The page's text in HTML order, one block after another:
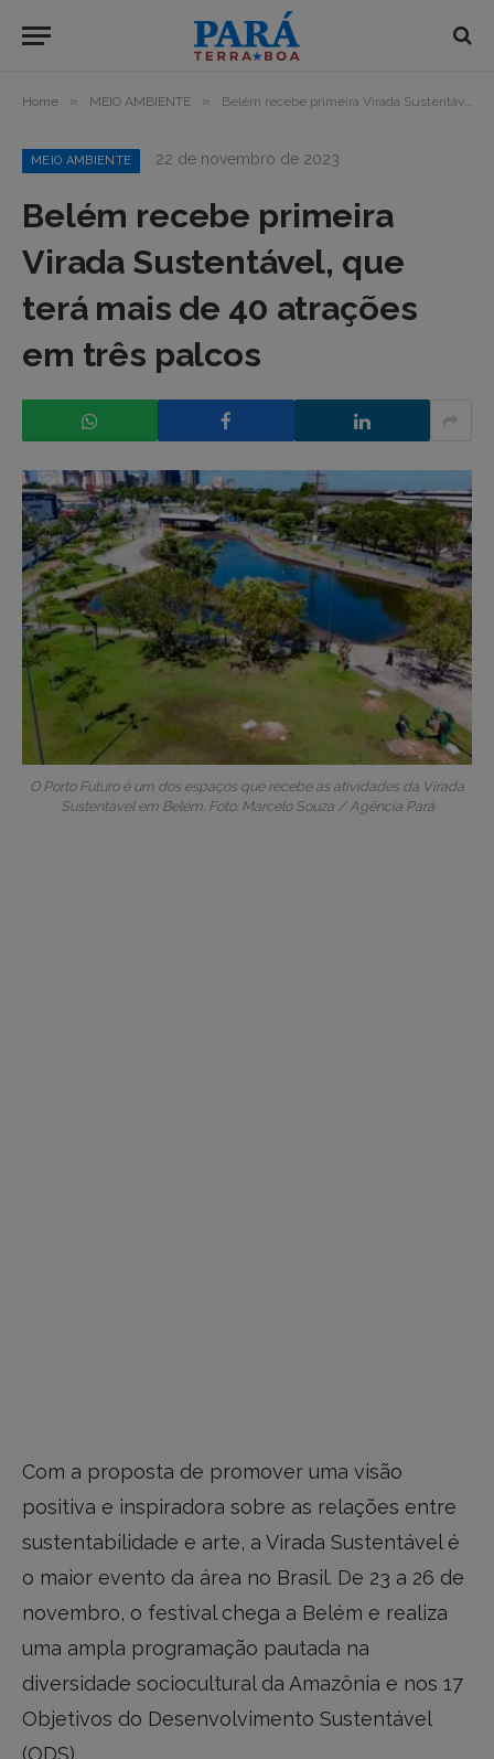
Home » MEIO AMBIENTE » Belém recebe primeira Virada Sustentável, que terá mais de 40 atrações em três palcos
MEIO AMBIENTE 22 de novembro de 2023
Belém recebe primeira
Virada Sustentável, que
terá mais de 40 atrações
em três palcos
O Porto Futuro é um dos espaços que recebe as atividades da Virada
Sustentável em Belém. Foto: Marcelo Souza / Agência Pará
Com a proposta de promover uma visão
positiva e inspiradora sobre as relações entre
sustentabilidade e arte, a Virada Sustentável é
o maior evento da área no Brasil. De 23 a 26 de
novembro, o festival chega a Belém e realiza
uma ampla programação pautada na
diversidade sociocultural da Amazônia e nos 17
Objetivos do Desenvolvimento Sustentável
(ODS).